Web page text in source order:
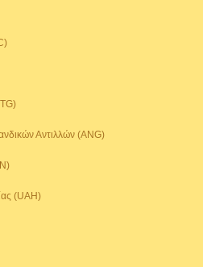
Αντιλλών (ANG)
(UAH)